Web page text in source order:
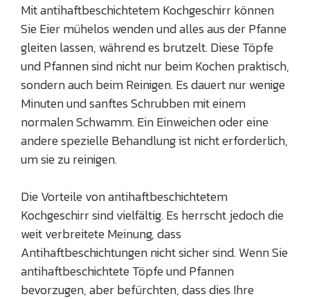
Mit antihaftbeschichtetem Kochgeschirr können
Sie Eier mühelos wenden und alles aus der Pfanne
gleiten lassen, während es brutzelt. Diese Töpfe
und Pfannen sind nicht nur beim Kochen praktisch,
sondern auch beim Reinigen. Es dauert nur wenige
Minuten und sanftes Schrubben mit einem
normalen Schwamm. Ein Einweichen oder eine
andere spezielle Behandlung ist nicht erforderlich,
um sie zu reinigen.
Die Vorteile von antihaftbeschichtetem
Kochgeschirr sind vielfältig. Es herrscht jedoch die
weit verbreitete Meinung, dass
Antihaftbeschichtungen nicht sicher sind. Wenn Sie
antihaftbeschichtete Töpfe und Pfannen
bevorzugen, aber befürchten, dass dies Ihre